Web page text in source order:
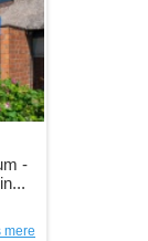
-
mere